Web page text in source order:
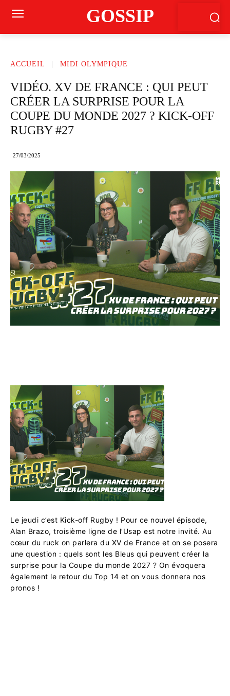
GOSSIP
ACCUEIL MIDI OLYMPIQUE
VIDÉO. XV DE FRANCE : QUI PEUT
CRÉER LA SURPRISE POUR LA
COUPE DU MONDE 2027 ? KICK-OFF
RUGBY #27
27/03/2025
Le jeudi c’est Kick-off Rugby ! Pour ce nouvel épisode,
Alan Brazo, troisième ligne de l’Usap est notre invité. Au
cœur du ruck on parlera du XV de France et on se posera
une question : quels sont les Bleus qui peuvent créer la
surprise pour la Coupe du monde 2027 ? On évoquera
également le retour du Top 14 et on vous donnera nos
pronos !